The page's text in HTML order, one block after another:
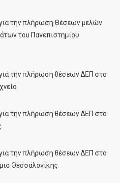
την πλήρωση Θέσεων μελών
του Πανεπιστημίου
την πλήρωση θέσεων ΔΕΠ στο
την πλήρωση θέσεων ΔΕΠ στο
την πλήρωση θέσεων ΔΕΠ στο
Θεσσαλονίκης